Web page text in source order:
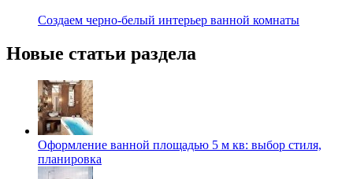
Создаем черно-белый интерьер ванной комнаты
Новые статьи раздела
Оформление ванной площадью 5 м кв: выбор стиля,
планировка